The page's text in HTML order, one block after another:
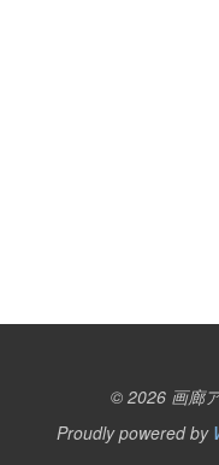
© 2026 画廊
Proudly powered by